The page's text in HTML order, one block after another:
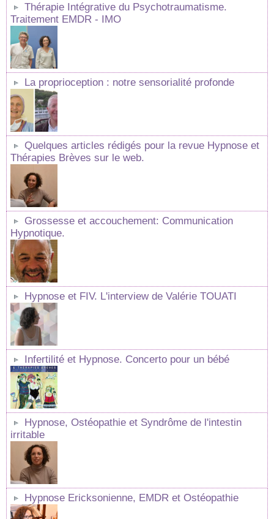
Thérapie Intégrative du Psychotraumatisme.
Traitement EMDR - IMO
La proprioception : notre sensorialité profonde
Quelques articles rédigés pour la revue Hypnose et
Thérapies Brèves sur le web.
Grossesse et accouchement: Communication
Hypnotique.
Hypnose et FIV. L'interview de Valérie TOUATI
Infertilité et Hypnose. Concerto pour un bébé
Hypnose, Ostéopathie et Syndrôme de l'intestin
irritable
Hypnose Ericksonienne, EMDR et Ostéopathie